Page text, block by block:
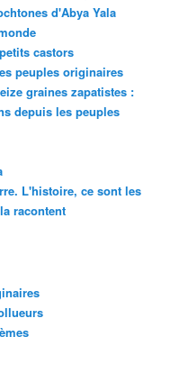
d'Abya Yala
castors
peuples originaires
graines zapatistes :
depuis les peuples
L'histoire, ce sont les
racontent